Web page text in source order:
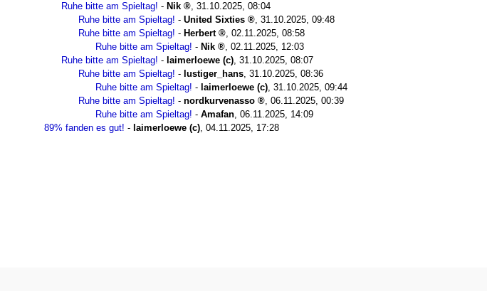
Ruhe bitte am Spieltag! - Nik , 31.10.2025, 08:04
Ruhe bitte am Spieltag! - United Sixties , 31.10.2025, 09:48
Ruhe bitte am Spieltag! - Herbert , 02.11.2025, 08:58
Ruhe bitte am Spieltag! - Nik , 02.11.2025, 12:03
Ruhe bitte am Spieltag! - laimerloewe (c), 31.10.2025, 08:07
Ruhe bitte am Spieltag! - lustiger_hans, 31.10.2025, 08:36
Ruhe bitte am Spieltag! - laimerloewe (c), 31.10.2025, 09:44
Ruhe bitte am Spieltag! - nordkurvenasso , 06.11.2025, 00:39
Ruhe bitte am Spieltag! - Amafan, 06.11.2025, 14:09
89% fanden es gut! - laimerloewe (c), 04.11.2025, 17:28